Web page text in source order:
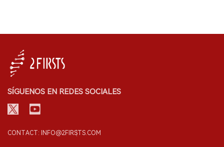
SÍGUENOS EN REDES SOCIALES
CONTACT: INFO@2FIRSTS.COM